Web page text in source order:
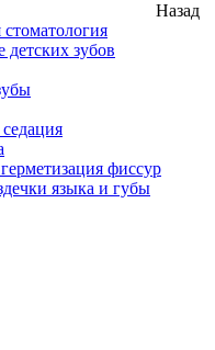
Назад
стоматология
детских зубов
фиссур
языка и губы